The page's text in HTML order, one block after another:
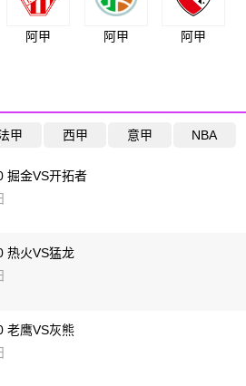
阿甲 阿甲 阿甲
甲 西甲 意甲 NBA
掘金VS开拓者
热火VS猛龙
老鹰VS灰熊